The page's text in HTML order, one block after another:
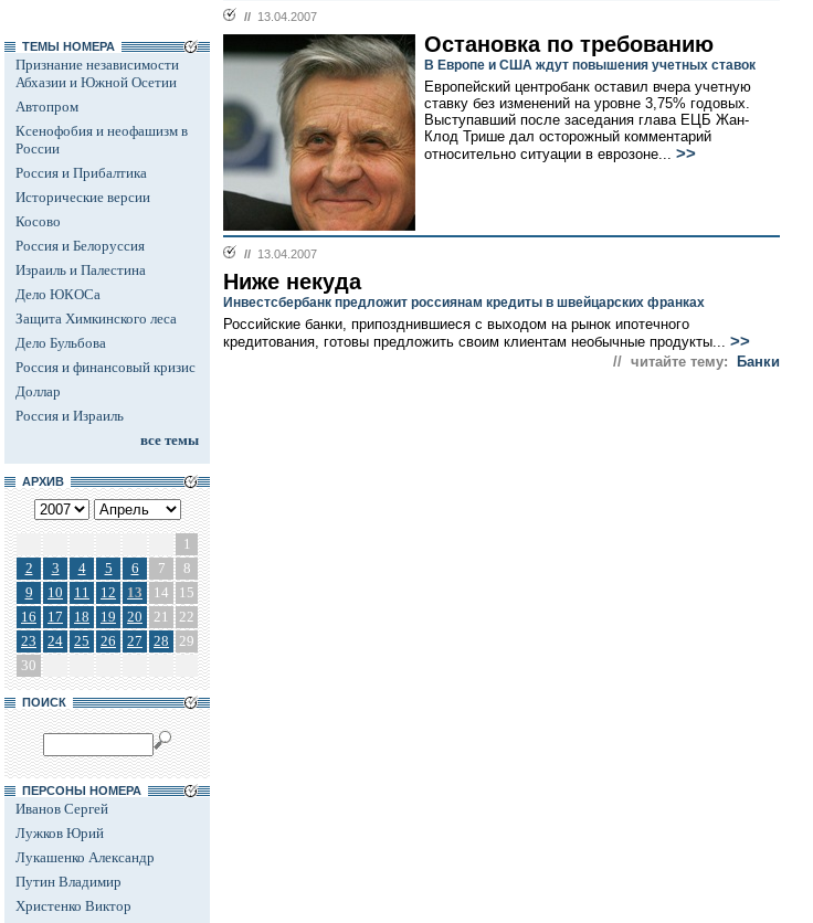
ТЕМЫ НОМЕРА
Признание независимости
Абхазии и Южной Осетии
Автопром
Ксенофобия и неофашизм в
России
Россия и Прибалтика
Исторические версии
Косово
Россия и Белоруссия
Израиль и Палестина
Дело ЮКОСа
Защита Химкинского леса
Дело Бульбова
Россия и финансовый кризис
Доллар
Россия и Израиль
все темы
АРХИВ
1
2
3 4 5 6 7
8
9
10 11 12 13 14
15
16
17 18 19 20 21
22
23
24 25 26 27 28
29
30
ПОИСК
ПЕРСОНЫ НОМЕРА
Иванов Сергей
Лужков Юрий
Лукашенко Александр
Путин Владимир
Христенко Виктор
// 13.04.2007
Остановка по требованию
В Европе и США ждут повышения учетных ставок
Европейский центробанк оставил вчера учетную
ставку без изменений на уровне 3,75% годовых.
Выступавший после заседания глава ЕЦБ Жан-
Клод Трише дал осторожный комментарий
относительно ситуации в еврозоне... >>
// 13.04.2007
Ниже некуда
Инвестсбербанк предложит россиянам кредиты в швейцарских франках
Российские банки, припозднившиеся с выходом на рынок ипотечного
кредитования, готовы предложить своим клиентам необычные продукты... >>
// читайте тему: Банки